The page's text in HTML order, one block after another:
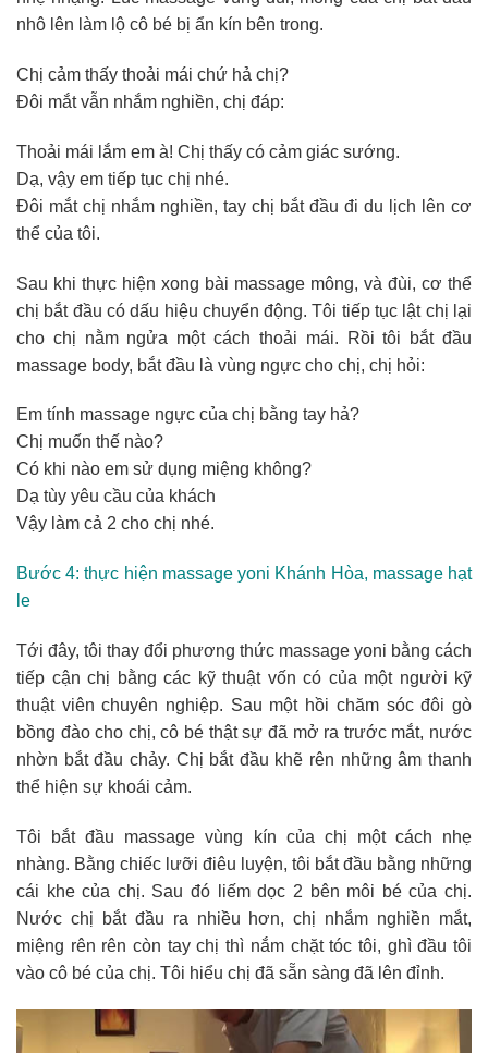
nhô lên làm lộ cô bé bị ẩn kín bên trong.
Chị cảm thấy thoải mái chứ hả chị?
Đôi mắt vẫn nhắm nghiền, chị đáp:
Thoải mái lắm em à! Chị thấy có cảm giác sướng.
Dạ, vậy em tiếp tục chị nhé.
Đôi mắt chị nhắm nghiền, tay chị bắt đầu đi du lịch lên cơ
thể của tôi.
Sau khi thực hiện xong bài massage mông, và đùi, cơ thể
chị bắt đầu có dấu hiệu chuyển động. Tôi tiếp tục lật chị lại
cho chị nằm ngửa một cách thoải mái. Rồi tôi bắt đầu
massage body, bắt đầu là vùng ngực cho chị, chị hỏi:
Em tính massage ngực của chị bằng tay hả?
Chị muốn thế nào?
Có khi nào em sử dụng miệng không?
Dạ tùy yêu cầu của khách
Vậy làm cả 2 cho chị nhé.
Bước 4: thực hiện massage yoni Khánh Hòa, massage hạt
le
Tới đây, tôi thay đổi phương thức massage yoni bằng cách
tiếp cận chị bằng các kỹ thuật vốn có của một người kỹ
thuật viên chuyên nghiệp. Sau một hồi chăm sóc đôi gò
bồng đào cho chị, cô bé thật sự đã mở ra trước mắt, nước
nhờn bắt đầu chảy. Chị bắt đầu khẽ rên những âm thanh
thể hiện sự khoái cảm.
Tôi bắt đầu massage vùng kín của chị một cách nhẹ
nhàng. Bằng chiếc lưỡi điêu luyện, tôi bắt đầu bằng những
cái khe của chị. Sau đó liếm dọc 2 bên môi bé của chị.
Nước chị bắt đầu ra nhiều hơn, chị nhắm nghiền mắt,
miệng rên rên còn tay chị thì nắm chặt tóc tôi, ghì đầu tôi
vào cô bé của chị. Tôi hiểu chị đã sẵn sàng đã lên đỉnh.